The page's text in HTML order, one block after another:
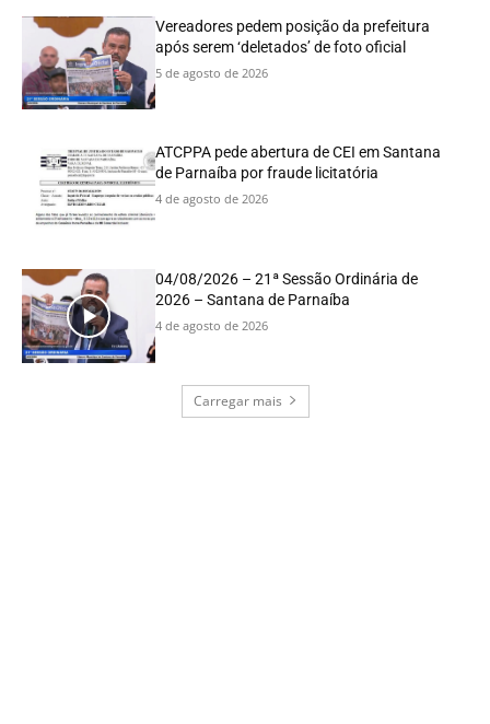
Vereadores pedem posição da prefeitura
após serem ‘deletados’ de foto oficial
5 de agosto de 2026
ATCPPA pede abertura de CEI em Santana
de Parnaíba por fraude licitatória
4 de agosto de 2026
04/08/2026 – 21ª Sessão Ordinária de
2026 – Santana de Parnaíba
4 de agosto de 2026
Carregar mais